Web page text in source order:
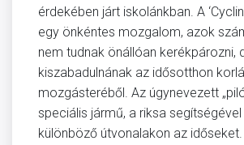
érdekében járt iskolánkban. A
egy önkéntes mozgalom, azok
nem tudnak önállóan kerékpározni,
kiszabadulnának az idősotthon
mozgásteréből. Az úgynevezett
speciális jármű, a riksa segítségével
különböző útvonalakon az időseket.